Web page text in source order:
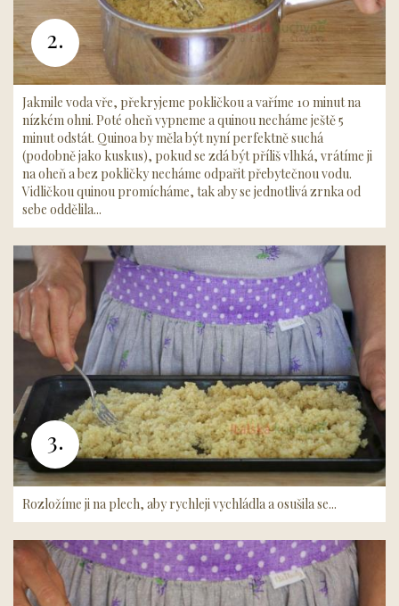
2.
Jakmile voda vře, překryjeme pokličkou a vaříme 10 minut na
nízkém ohni. Poté oheň vypneme a quinou necháme ještě 5
minut odstát. Quinoa by měla být nyní perfektně suchá
(podobně jako kuskus), pokud se zdá být příliš vlhká, vrátíme ji
na oheň a bez pokličky necháme odpařit přebytečnou vodu.
Vidličkou quinou promícháme, tak aby se jednotlivá zrnka od
sebe oddělila...
3.
Rozložíme ji na plech, aby rychleji vychládla a osušila se...